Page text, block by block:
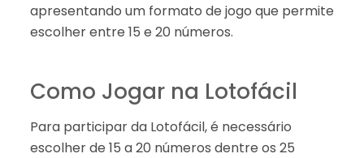
apresentando um formato de jogo que permite
escolher entre 15 e 20 números.
Como Jogar na Lotofácil
Para participar da Lotofácil, é necessário
escolher de 15 a 20 números dentre os 25